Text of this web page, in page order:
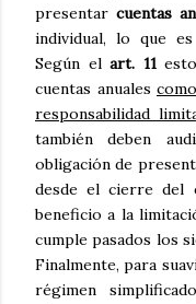
presentarcuentas
individual, lo que
Según elart. 11
cuentas anuales
responsabilidad
también deben
obligación de
desde el cierre del
beneficio a la
cumple pasados los
Finalmente, para
régimen